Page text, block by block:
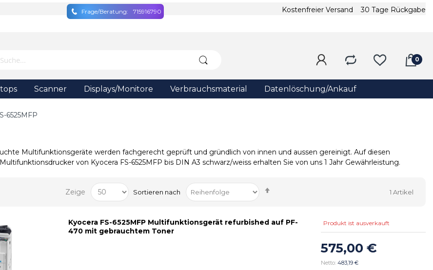
Frage/Beratung: 715916790 Kostenfreier Versand 30 Tage Rückgabe
Scanner Displays/Monitore Verbrauchsmaterial Datenlöschung/Ankauf
6525MFP
Multifunktionsgeräte werden fachgerecht geprüft und gründlich von innen und aussen gereinigt. Auf diesen
von Kyocera FS-6525MFP bis DIN A3 schwarz/weiss erhalten Sie von uns 1 Jahr Gewährleistung.
1 Artikel
Zeige Sortieren nach
Kyocera FS-6525MFP Multifunktionsgerät refurbished auf PF-
470 mit gebrauchtem Toner
Produkt ist ausverkauft
575,00 €
483,19 €